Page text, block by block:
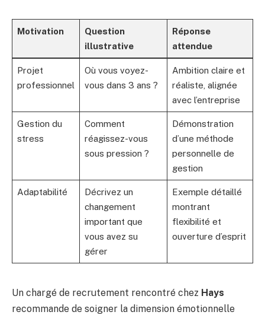
Motivation
Question
illustrative
Réponse
attendue
Projet
professionnel
Où vous voyez-
vous dans 3 ans ?
Ambition claire et
réaliste, alignée
avec l’entreprise
Gestion du
stress
Comment
réagissez-vous
sous pression ?
Démonstration
d’une méthode
personnelle de
gestion
Adaptabilité
Décrivez un
changement
important que
vous avez su
gérer
Exemple détaillé
montrant
flexibilité et
ouverture d’esprit
Un chargé de recrutement rencontré chez Hays
recommande de soigner la dimension émotionnelle